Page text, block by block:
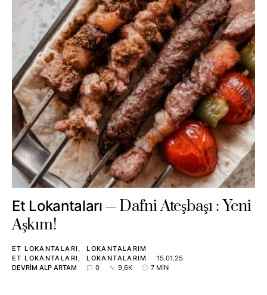
Et Lokantaları
Dafni Ateşbaşı : Yeni
Aşkım!
ET LOKANTALARI
LOKANTALARIM
ET LOKANTALARI
LOKANTALARIM
15.01.25
DEVRIM ALP ARTAM
0 9,6K 7 MIN